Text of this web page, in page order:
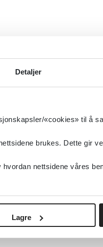
Detaljer
«cookies» til å
brukes. Dette gir
nettsidene våres
Lagre